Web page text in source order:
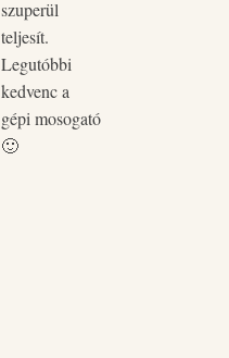
szuperül
teljesít.
Legutóbbi
kedvenc a
gépi mosogató
🙂